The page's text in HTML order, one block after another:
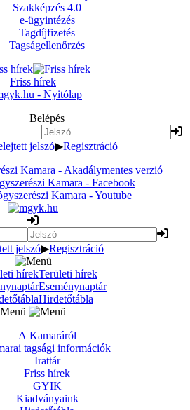
Szakképzés 4.0
e-ügyintézés
Tagdíjfizetés
Tagságellenőrzés
Friss hírek
Belépés
jelszó▶Regisztráció
jelszó▶Regisztráció
Területi hírek
Eseménynaptár
Hirdetőtábla
Menü
A Kamaráról
tagsági információk
Irattár
Friss hírek
GYIK
Kiadványaink